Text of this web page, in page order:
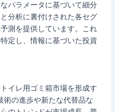
パラメータに基づいて細分
分析に裏付けされた各セグ
測を提供しています。これ
定し、情報に基づいた投資
イレ用ゴミ箱市場を形成す
術の進歩や新たな代替品な